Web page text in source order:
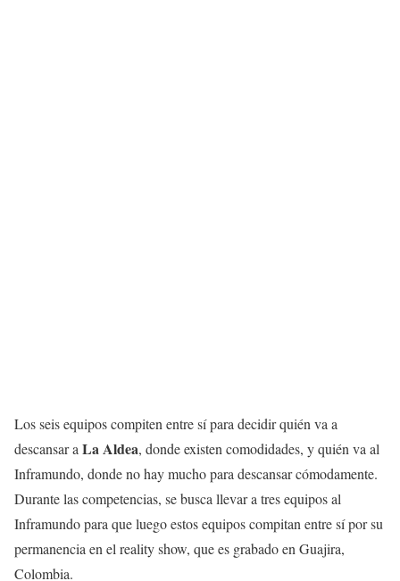
Los seis equipos compiten entre sí para decidir quién va a
descansar aLa Aldea, donde existen comodidades, y quién va al
Inframundo, donde no hay mucho para descansar cómodamente.
Durante las competencias, se busca llevar a tres equipos al
Inframundo para que luego estos equipos compitan entre sí por su
permanencia en el reality show, que es grabado en Guajira,
Colombia.